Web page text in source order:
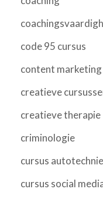
code 95 cursus
content marketing
creatieve
creatieve therapie
criminologie
cursus
cursus social